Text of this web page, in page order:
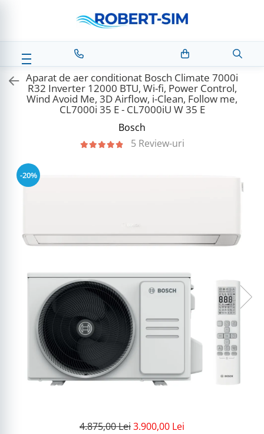
Aparat de aer conditionat Bosch Climate 7000i
R32 Inverter 12000 BTU, Wi-fi, Power Control,
Wind Avoid Me, 3D Airflow, i-Clean, Follow me,
CL7000i 35 E - CL7000iU W 35 E
Bosch
5 Review-uri
-20%
4.875,00 Lei3.900,00 Lei